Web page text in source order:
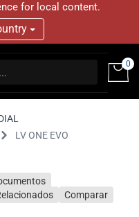
for local content.
0
LV ONE EVO
Comparar